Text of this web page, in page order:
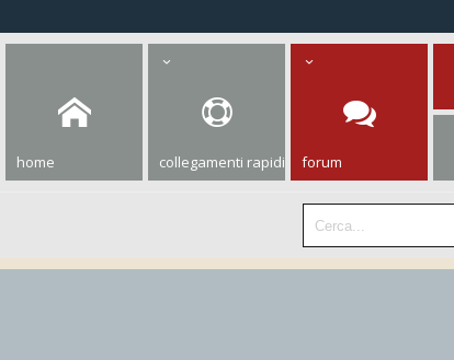
home collegamenti rapidi forum